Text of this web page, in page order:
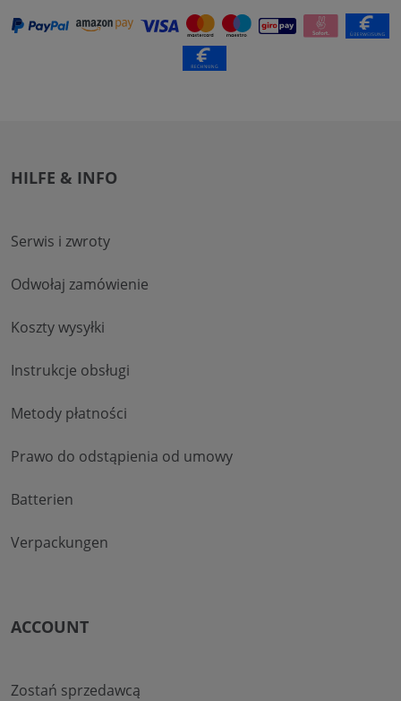
HILFE & INFO
Serwis i zwroty
Odwołaj zamówienie
Koszty wysyłki
Instrukcje obsługi
Metody płatności
Prawo do odstąpienia od umowy
Batterien
Verpackungen
ACCOUNT
Zostań sprzedawcą